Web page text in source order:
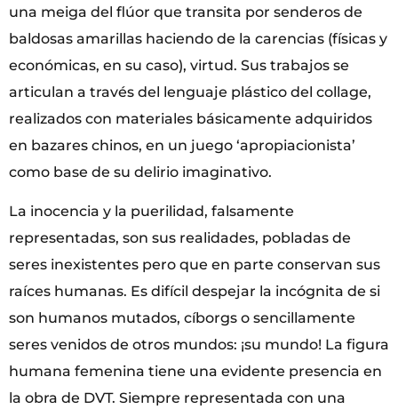
una meiga del flúor que transita por senderos de
baldosas amarillas haciendo de la carencias (físicas y
económicas, en su caso), virtud. Sus trabajos se
articulan a través del lenguaje plástico del collage,
realizados con materiales básicamente adquiridos
en bazares chinos, en un juego ‘apropiacionista’
como base de su delirio imaginativo.
La inocencia y la puerilidad, falsamente
representadas, son sus realidades, pobladas de
seres inexistentes pero que en parte conservan sus
raíces humanas. Es difícil despejar la incógnita de si
son humanos mutados, cíborgs o sencillamente
seres venidos de otros mundos: ¡su mundo! La figura
humana femenina tiene una evidente presencia en
la obra de DVT. Siempre representada con una